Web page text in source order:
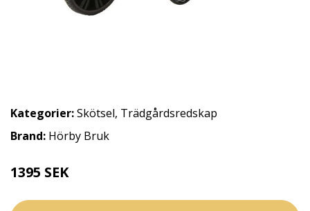
Kategorier:Skötsel, Trädgårdsredskap
Brand: Hörby Bruk
1395 SEK